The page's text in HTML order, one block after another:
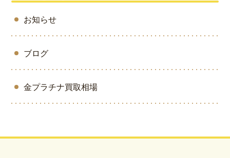
お知らせ
ブログ
金プラチナ買取相場